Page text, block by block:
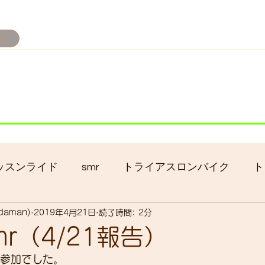
スンライド smr トライアスロンバイク
ロス gruppo bici-okadaman
キング
（4/21報告）
2019年4月21日 読了時間: 2分
加でした。